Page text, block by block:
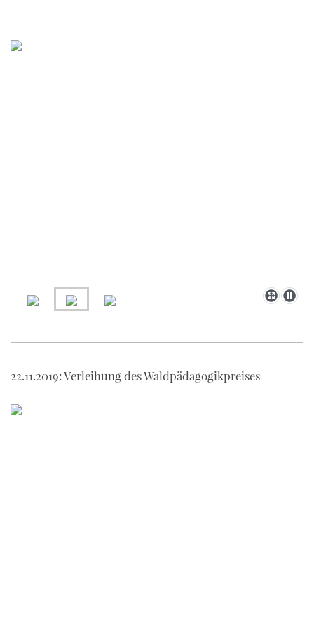
22.11.2019: Verleihung des Waldpädagogikpreises